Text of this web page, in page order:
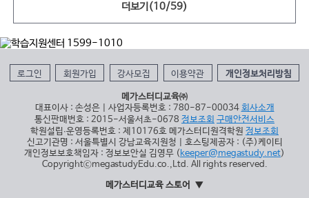
더보기(10/59)
로그인 회원가입 강사모집 이용약관 개인정보처리방침
메가스터디교육㈜
대표이사 : 손성은 | 사업자등록번호 : 780-87-00034 회사소개
통신판매번호 : 2015-서울서초-0678 정보조회 구매안전서비스
학원설립∙운영등록번호 : 제10176호 메가스터디원격학원 정보조회
신고기관명 : 서울특별시 강남교육지원청 | 호스팅제공자 : (주)케이티
개인정보보호책임자 : 정보보안실 김영무 (keeper@megastudy.net)
CopyrightⓒmegastudyEdu.co.,Ltd. All rights reserved.
메가스터디교육 스토어